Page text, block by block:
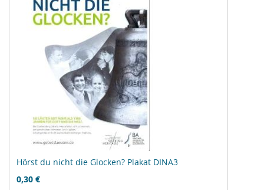
Hörst du nicht die Glocken? Plakat DINA3
0,30 €